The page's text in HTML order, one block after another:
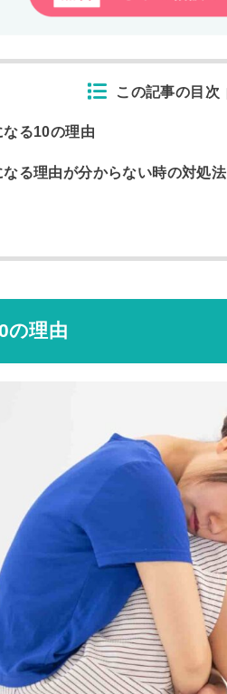
この記事の目次
なる10の理由
なる理由が分からない時の対処法
の理由